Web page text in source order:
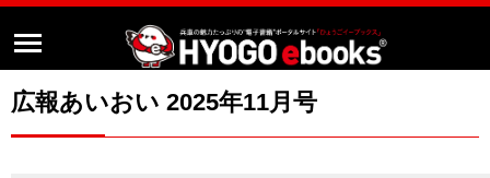
広報あいおい 2025年11月号